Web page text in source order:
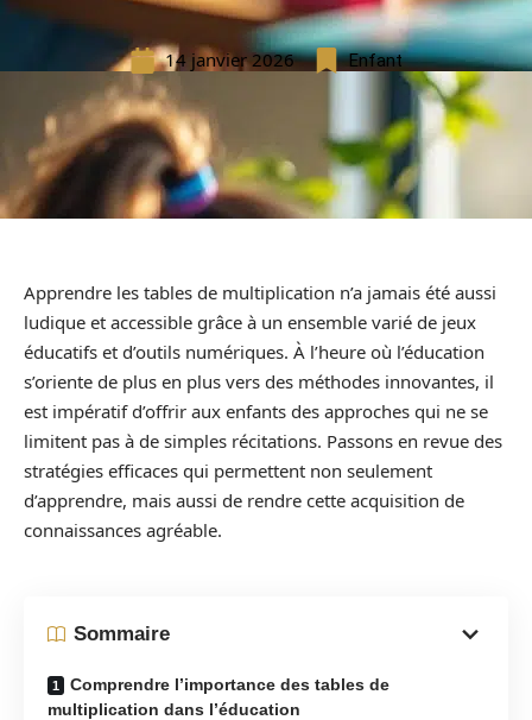
14 janvier 2026 Enfant
Apprendre les tables de multiplication n’a jamais été aussi
ludique et accessible grâce à un ensemble varié de jeux
éducatifs et d’outils numériques. À l’heure où l’éducation
s’oriente de plus en plus vers des méthodes innovantes, il
est impératif d’offrir aux enfants des approches qui ne se
limitent pas à de simples récitations. Passons en revue des
stratégies efficaces qui permettent non seulement
d’apprendre, mais aussi de rendre cette acquisition de
connaissances agréable.
Sommaire
Comprendre l’importance des tables de
multiplication dans l’éducation